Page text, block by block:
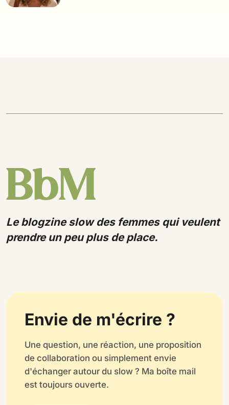
Le blogzine slow des femmes qui veulent
prendre un peu plus de place.
Envie de m'écrire ?
Une question, une réaction, une proposition
de collaboration ou simplement envie
d'échanger autour du slow ? Ma boîte mail
est toujours ouverte.